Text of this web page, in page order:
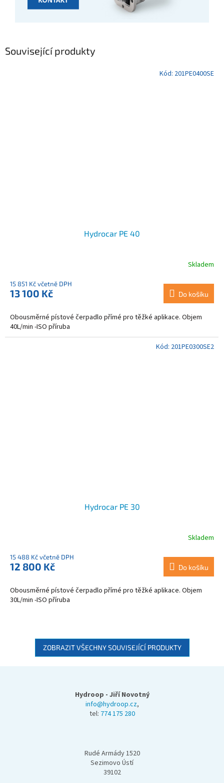
Související produkty
Hydrocar PE 40
Skladem
15 851 Kč včetně DPH
13 100 Kč Do košíku
Obousměrné pístové čerpadlo přímé pro těžké aplikace. Objem
40L/min -ISO příruba
Kód: 201PE0400SE
Hydrocar PE 30
Skladem
15 488 Kč včetně DPH
12 800 Kč Do košíku
Obousměrné pístové čerpadlo přímé pro těžké aplikace. Objem
30L/min -ISO příruba
Kód: 201PE0300SE2
ZOBRAZIT VŠECHNY SOUVISEJÍCÍ PRODUKTY
Hydroop - Jiří Novotný
info@hydroop.cz,
tel: 774 175 280
Rudé Armády 1520
Sezimovo Ústí
39102